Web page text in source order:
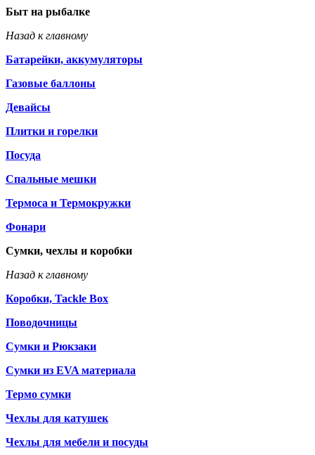
Быт на рыбалке
Назад к главному
Батарейки, аккумуляторы
Газовые баллоны
Девайсы
Плитки и горелки
Посуда
Спальные мешки
Термоса и Термокружки
Фонари
Сумки, чехлы и коробки
Назад к главному
Коробки, Tackle Box
Поводочницы
Сумки и Рюкзаки
Сумки из EVA материала
Термо сумки
Чехлы для катушек
Чехлы для мебели и посуды